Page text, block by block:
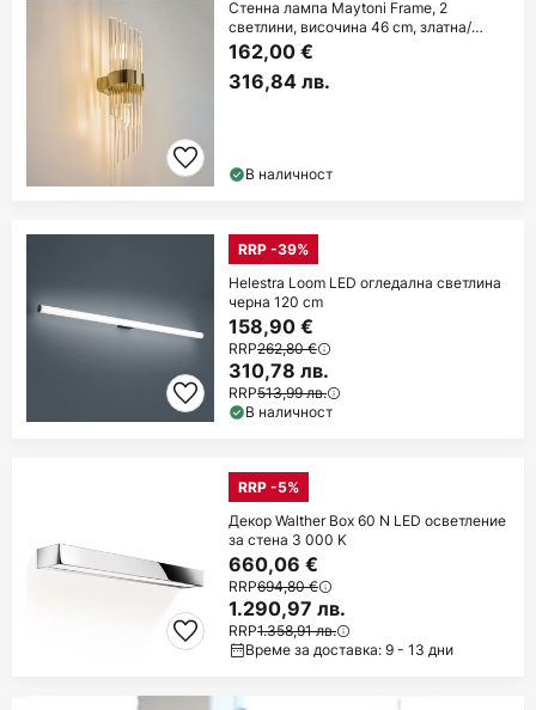
Стенна лампа Maytoni Frame, 2
светлини, височина 46 cm, златна/
прозрачна
162,00 €
316,84 лв.
В наличност
RRP -39%
Helestra Loom LED огледална светлина
черна 120 cm
158,90 €
RRP262,80 €
310,78 лв.
RRP513,99 лв.
В наличност
RRP -5%
Декор Walther Box 60 N LED осветление
за стена 3 000 K
660,06 €
RRP694,80 €
1.290,97 лв.
RRP1.358,91 лв.
Време за доставка: 9 - 13 дни